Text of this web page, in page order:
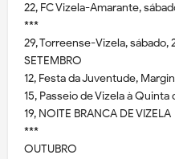
22, FC Vizela-Amarante,
***
29, Torreense-Vizela, sábado,
SETEMBRO
12, Festa da Juventude,
15, Passeio de Vizela à Quinta
19, NOITE BRANCA DE VIZELA
***
OUTUBRO